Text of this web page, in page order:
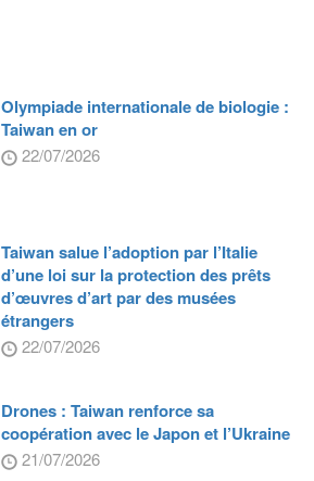
Olympiade internationale de biologie :
Taiwan en or
22/07/2026
Taiwan salue l’adoption par l’Italie
d’une loi sur la protection des prêts
d’œuvres d’art par des musées
étrangers
22/07/2026
Drones : Taiwan renforce sa
coopération avec le Japon et l’Ukraine
21/07/2026